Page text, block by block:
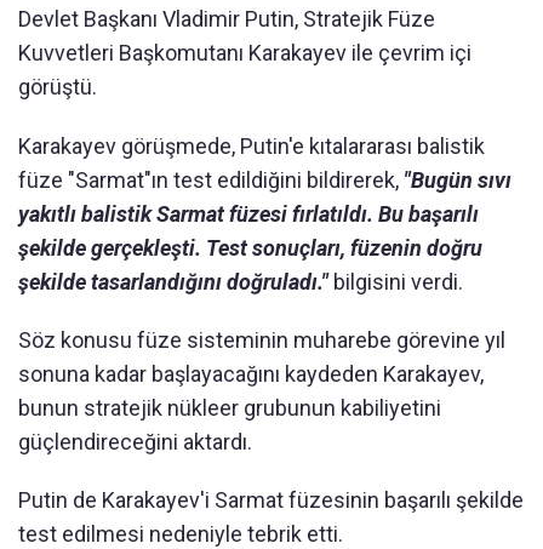
Devlet Başkanı Vladimir Putin, Stratejik Füze
Kuvvetleri Başkomutanı Karakayev ile çevrim içi
görüştü.
Karakayev görüşmede, Putin'e kıtalararası balistik
füze "Sarmat"ın test edildiğini bildirerek, "Bugün sıvı
yakıtlı balistik Sarmat füzesi fırlatıldı. Bu başarılı
şekilde gerçekleşti. Test sonuçları, füzenin doğru
şekilde tasarlandığını doğruladı."bilgisini verdi.
Söz konusu füze sisteminin muharebe görevine yıl
sonuna kadar başlayacağını kaydeden Karakayev,
bunun stratejik nükleer grubunun kabiliyetini
güçlendireceğini aktardı.
Putin de Karakayev'i Sarmat füzesinin başarılı şekilde
test edilmesi nedeniyle tebrik etti.